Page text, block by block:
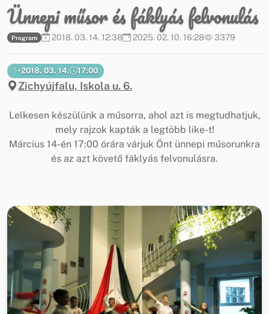
Ünnepi műsor és fáklyás felvonulás
Program 2018. 03. 14. 12:38 2025. 02. 10. 16:28 3379
2018. 03. 14. 17:00
Zichyújfalu, Iskola u. 6.
Lelkesen készülünk a műsorra, ahol azt is megtudhatjuk,
mely rajzok kapták a legtöbb like-t!
Március 14-én 17:00 órára várjuk Önt ünnepi műsorunkra
és az azt követő fáklyás felvonulásra.